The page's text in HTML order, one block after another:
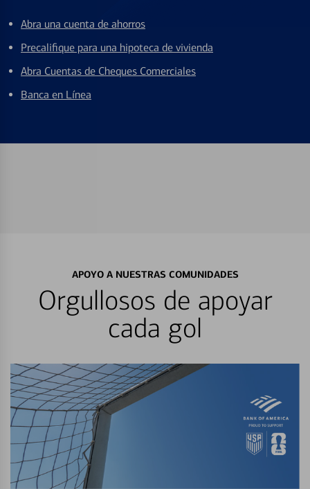
Abra una cuenta de ahorros
Precalifique para una hipoteca de vivienda
Abra Cuentas de Cheques Comerciales
Banca en Línea
APOYO A NUESTRAS COMUNIDADES
Orgullosos de apoyar
cada gol